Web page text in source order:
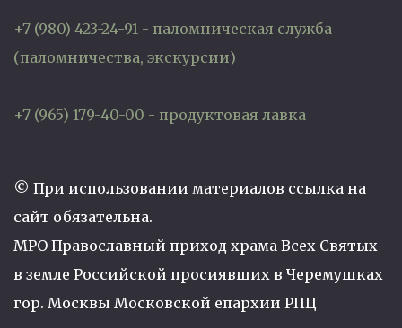
+7 (980) 423-24-91 - паломническая служба
(паломничества, экскурсии)
+7 (965) 179-40-00 - продуктовая лавка
© При использовании материалов ссылка на
сайт обязательна.
МРО Православный приход храма Всех Святых
в земле Российской просиявших в Черемушках
гор. Москвы Московской епархии РПЦ